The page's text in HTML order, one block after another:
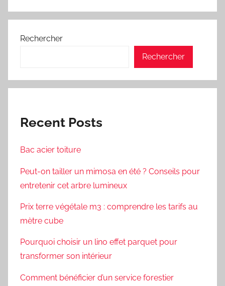
Rechercher
Rechercher
Recent Posts
Bac acier toiture
Peut-on tailler un mimosa en été ? Conseils pour
entretenir cet arbre lumineux
Prix terre végétale m3 : comprendre les tarifs au
mètre cube
Pourquoi choisir un lino effet parquet pour
transformer son intérieur
Comment bénéficier d’un service forestier